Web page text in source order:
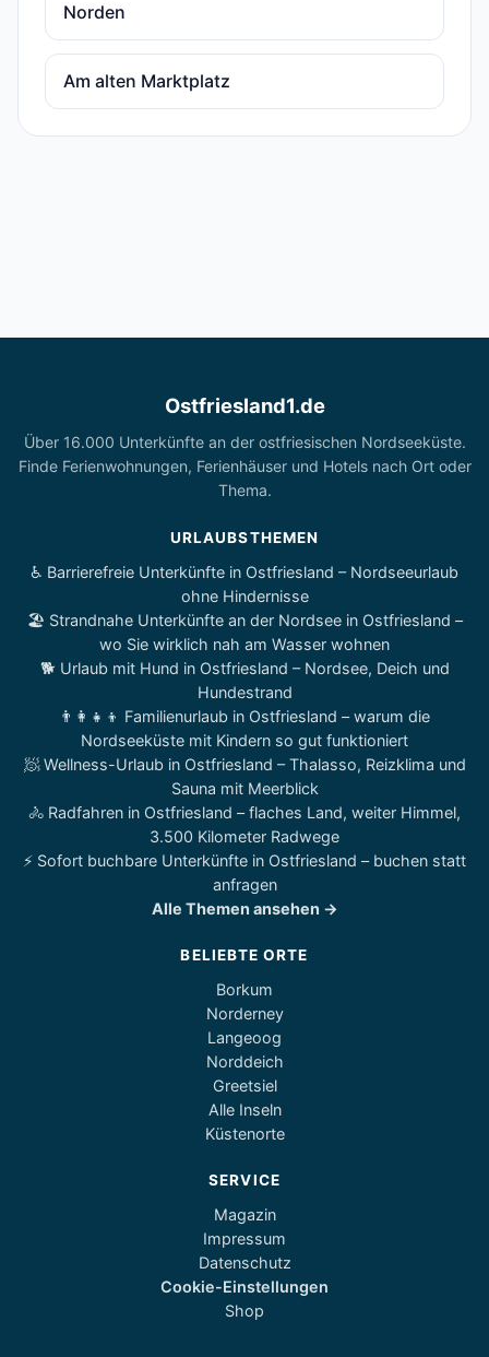
Norden
Am alten Marktplatz
Ostfriesland1.de
Über 16.000 Unterkünfte an der ostfriesischen Nordseeküste.
Finde Ferienwohnungen, Ferienhäuser und Hotels nach Ort oder
Thema.
URLAUBSTHEMEN
♿ Barrierefreie Unterkünfte in Ostfriesland – Nordseeurlaub
ohne Hindernisse
🏖️ Strandnahe Unterkünfte an der Nordsee in Ostfriesland –
wo Sie wirklich nah am Wasser wohnen
🐕 Urlaub mit Hund in Ostfriesland – Nordsee, Deich und
Hundestrand
👨‍👩‍👧‍👦 Familienurlaub in Ostfriesland – warum die
Nordseeküste mit Kindern so gut funktioniert
🧖 Wellness-Urlaub in Ostfriesland – Thalasso, Reizklima und
Sauna mit Meerblick
🚴 Radfahren in Ostfriesland – flaches Land, weiter Himmel,
3.500 Kilometer Radwege
⚡ Sofort buchbare Unterkünfte in Ostfriesland – buchen statt
anfragen
Alle Themen ansehen →
BELIEBTE ORTE
Borkum
Norderney
Langeoog
Norddeich
Greetsiel
Alle Inseln
Küstenorte
SERVICE
Magazin
Impressum
Datenschutz
Cookie-Einstellungen
Shop